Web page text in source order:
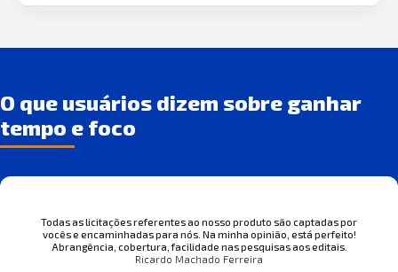
O que usuários dizem sobre ganhar
tempo e foco
Todas as licitações referentes ao nosso produto são captadas por
vocês e encaminhadas para nós. Na minha opinião, está perfeito!
Abrangência, cobertura, facilidade nas pesquisas aos editais.
Ricardo Machado Ferreira